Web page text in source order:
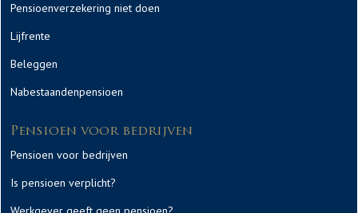
Pensioenverzekering niet doen
Lijfrente
Beleggen
Nabestaandenpensioen
Pensioen voor bedrijven
Pensioen voor bedrijven
Is pensioen verplicht?